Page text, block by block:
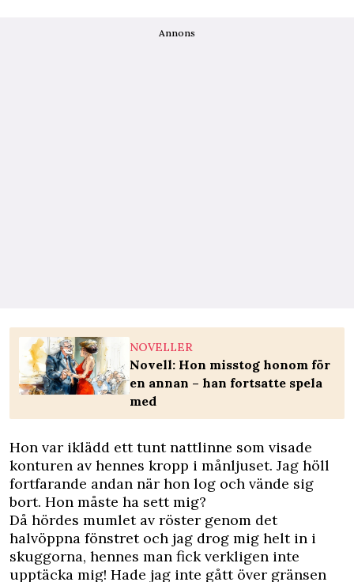
Annons
NOVELLER
Novell: Hon misstog honom för
en annan – han fortsatte spela
med
Hon var iklädd ett tunt nattlinne som visade
konturen av hennes kropp i månljuset. Jag höll
fortfarande andan när hon log och vände sig
bort. Hon måste ha sett mig?
Då hördes mumlet av röster genom det
halvöppna fönstret och jag drog mig helt in i
skuggorna, hennes man fick verkligen inte
upptäcka mig! Hade jag inte gått över gränsen